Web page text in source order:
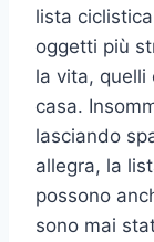
lista
oggetti più
la vita, quelli
casa.
lasciando
allegra, la
possono
sono mai